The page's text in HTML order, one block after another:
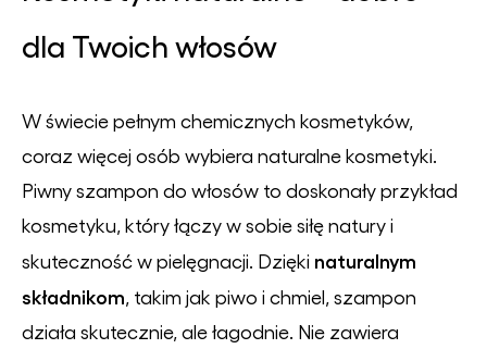
dla Twoich włosów
W świecie pełnym chemicznych kosmetyków,
coraz więcej osób wybiera naturalne kosmetyki.
Piwny szampon do włosów to doskonały przykład
kosmetyku, który łączy w sobie siłę natury i
skuteczność w pielęgnacji. Dzięki naturalnym
składnikom , takim jak piwo i chmiel, szampon
działa skutecznie, ale łagodnie. Nie zawiera